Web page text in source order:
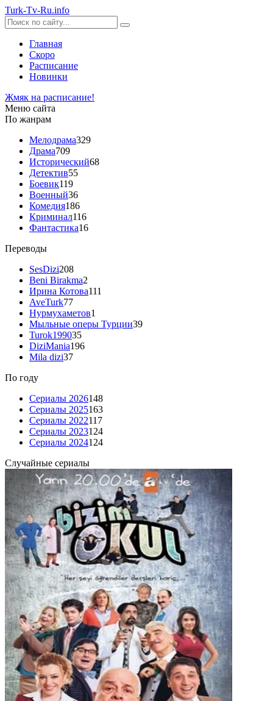
Turk-Tv-Ru.info
Главная
Скоро
Расписание
Новинки
Жмяк на расписание!
Меню сайта
По жанрам
Мелодрама329
Драма709
Исторический68
Детектив55
Боевик119
Военный36
Комедия186
Криминал116
Фантастика16
Переводы
SesDizi208
Beni Birakma2
Ирина Котова111
AveTurk77
Нурмухаметов1
Мыльные оперы Турции39
Turok199035
DiziMania196
Mila dizi37
По году
Сериалы 2026148
Сериалы 2025163
Сериалы 2022117
Сериалы 2023124
Сериалы 2024124
Случайные сериалы